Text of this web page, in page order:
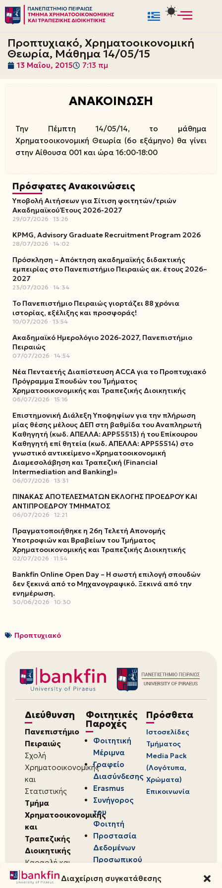
Διαχείριση συγκατάθεσης
Μεταπηδήστε
στο
περιεχόμενο
Προπτυχιακό, Χρηματοοικονομική
Θεωρία, Μάθημα 14/05/15
13 Μαΐου, 2015 7:13 πμ
ΑΝΑΚΟΙΝΩΣΗ
Την Πέμπτη 14/05/14, το μάθημα
Χρηματοοικονομική Θεωρία (6ο εξάμηνο) θα γίνει
στην Αίθουσα 001 και ώρα 16:00-18:00
Πρόσφατες Ανακοινώσεις
Υποβολή Αιτήσεων για Σίτιση φοιτητών/τριών
Ακαδημαϊκού Έτους 2026-2027
29/07/2026 13:26
KPMG, Advisory Graduate Recruitment Program 2026
28/07/2026 14:02
Πρόσκληση – Απόκτηση ακαδημαϊκής διδακτικής
εμπειρίας στο Πανεπιστήμιο Πειραιώς ακ. έτους 2026–
2027
23/07/2026 14:34
Το Πανεπιστήμιο Πειραιώς γιορτάζει 88 χρόνια
ιστορίας, εξέλιξης και προσφοράς!
10/07/2026 13:54
Ακαδημαϊκό Ημερολόγιο 2026-2027, Πανεπιστήμιο
Πειραιώς
07/07/2026 14:54
Νέα Πενταετής Διαπίστευση ACCA για το Προπτυχιακό
Πρόγραμμα Σπουδών του Τμήματος
Χρηματοοικονομικής και Τραπεζικής Διοικητικής
06/07/2026 15:16
Επιστημονική Διάλεξη Υποψηφίων για την πλήρωση
μίας θέσης μέλους ΔΕΠ στη βαθμίδα του Αναπληρωτή
Καθηγητή (κωδ. ΑΠΕΛΛΑ: ΑΡΡ55513) ή του Επίκουρου
Καθηγητή επί θητεία (κωδ. ΑΠΕΛΛΑ: ΑΡΡ55514) στο
γνωστικό αντικείμενο «Χρηματοοικονομική
Διαμεσολάβηση και Τραπεζική (Financial
Intermediation and Banking)»
06/07/2026 13:31
ΠΙΝΑΚΑΣ ΑΠΟΤΕΛΕΣΜΑΤΩΝ ΕΚΛΟΓΗΣ ΠΡΟΕΔΡΟΥ ΚΑΙ
ΑΝΤΙΠΡΟΕΔΡΟΥ ΤΜΗΜΑΤΟΣ
06/07/2026 12:21
Πραγματοποιήθηκε η 26η Τελετή Απονομής
Υποτροφιών και Βραβείων του Τμήματος
Χρηματοοικονομικής και Τραπεζικής Διοικητικής
02/07/2026 11:54
Bankfin Online Open Day – Η σωστή επιλογή σπουδών
δεν ξεκινά από το Μηχανογραφικό. Ξεκινά από την
ενημέρωση.
30/06/2026 10:30
Προπτυχιακό
Διεύθυνση
Πανεπιστήμιο
Πειραιώς
Σχολή
Χρηματοοικονομικής
και
Στατιστικής
Τμήμα
Χρηματοοικονομικής
και
Τραπεζικής
Διοικητικής
Καραολή και
Δημητρίου 80,
Φοιτητικές
Παροχές
Φοιτητική
Μέριμνα
Γραφείο
Διασύνδεσης
Erasmus
Συνήγορος
του
Φοιτητή
Προστασία
Δεδομένων
Προσωπικού
Πρόσθετα
Ιστοσελίδες
Τμήματος
Media Pack
(Λογότυπα,
Χρώματα)
Επικοινωνία